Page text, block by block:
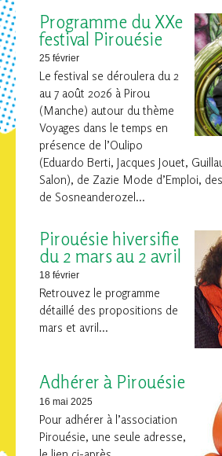
Articles les plus
Programme du XXe
festival Pirouésie
25 février
Le festival se déroulera du 2
au 7 août 2026 à Pirou
(Manche) autour du thème
Voyages dans le temps en
présence de l’Oulipo
(Eduardo Berti, Jacques Jouet,
Salon), de Zazie Mode d’Emploi,
de Sosneanderozel...
Pirouésie hiversifie
du 2 mars au 2 avril
18 février
Retrouvez le programme
détaillé des propositions de
mars et avril...
Adhérer à Pirouésie
16 mai 2025
Pour adhérer à l’association
Pirouésie, une seule adresse,